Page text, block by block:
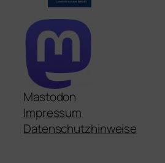
Mastodon
Impressum
Datenschutzhinweise